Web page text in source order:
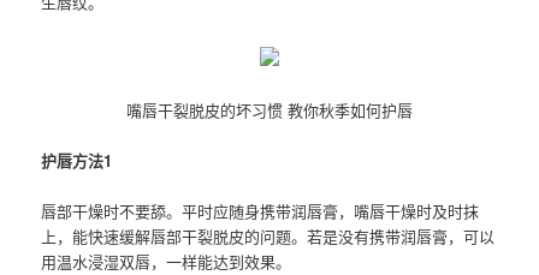
嘴唇干裂脱皮的坏习惯 教你秋季如何护唇
护唇方法1
唇部干燥时不要舔。平时应随身携带润唇膏，嘴唇干燥时及时抹
上，能快速缓解唇部干裂脱皮的问题。若是没有携带润唇膏，可以
用温水浸湿双唇，一样能达到效果。